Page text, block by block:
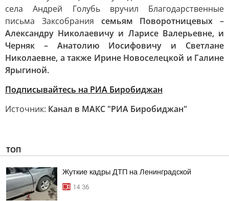
села Андрей Голубь вручил Благодарственные
письма Заксобрания семьям Поворотницевых –
Александру Николаевичу и Ларисе Валерьевне, и
Черняк – Анатолию Иосифовичу и Светлане
Николаевне, а также Ирине Новоселецкой и Галине
Ярыгиной.
Подписывайтесь на РИА Биробиджан
Источник: Канал в МАКС "РИА Биробиджан"
ТОП
Жуткие кадры ДТП на Ленинградской
14:36